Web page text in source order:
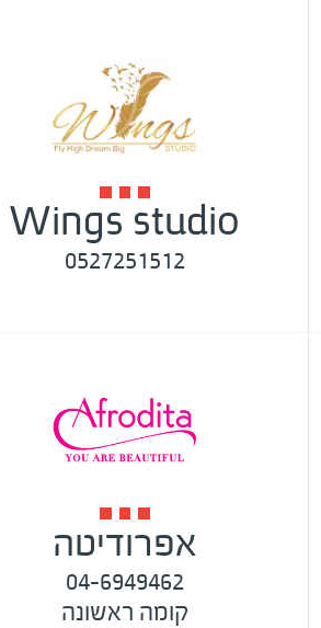
Wings studio
0527251512
אפרודיטה
04-6949462
קומה ראשונה